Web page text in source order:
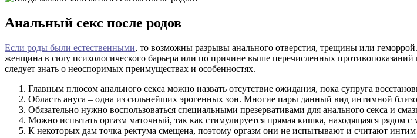
Анальный секс после родов
Если роды были естественными, то возможны разрывы анального отверстия, трещины или
женщина в силу психологического барьера или по причине выше перечисленных
следует знать о неоспоримых преимуществах и особенностях.
Главным плюсом анального секса можно назвать отсутствие ожидания, пока супруга
Область ануса – одна из сильнейших эрогенных зон. Многие пары данный вид интимной
Обязательно нужно воспользоваться специальными презервативами для анального секса и
Можно испытать оргазм маточный, так как стимулируется прямая кишка, находящаяся рядом с
К некоторых дам точка ректума смещена, поэтому оргазм они не испытывают и считают